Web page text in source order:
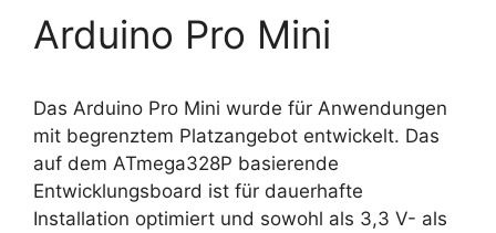
Arduino Pro Mini
Das Arduino Pro Mini wurde für Anwendungen
mit begrenztem Platzangebot entwickelt. Das
auf dem ATmega328P basierende
Entwicklungsboard ist für dauerhafte
Installation optimiert und sowohl als 3,3 V- als